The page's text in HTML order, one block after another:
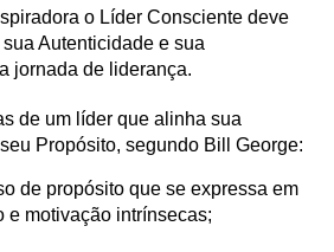
o Líder Consciente deve
Autenticidade e sua
jornada de liderança.
de um líder que alinha sua
Propósito, segundo Bill George:
de propósito que se expressa em
e motivação intrínsecas;